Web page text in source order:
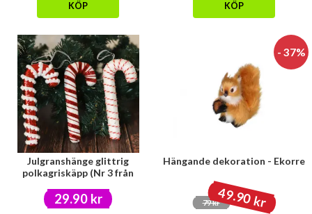
KÖP KÖP
Julgranshänge glittrig
polkagriskäpp (Nr 3 från
29.90 kr
- 37%
Hängande dekoration - Ekorre
79 kr49.90 kr